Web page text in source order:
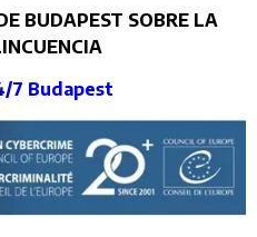
BUDAPEST SOBRE LA
7 Budapest